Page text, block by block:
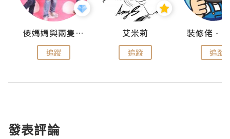
儍媽媽與兩隻小魔怪之家
追蹤
艾米莉
追蹤 追蹤
發表評論